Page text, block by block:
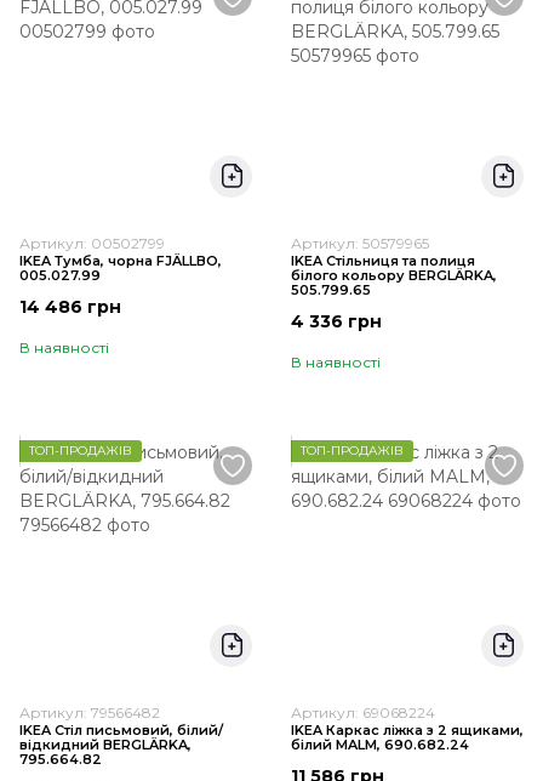
Артикул: 00502799
IKEA Тумба, чорна FJÄLLBO,
005.027.99
14 486 грн
В наявності
Артикул: 50579965
IKEA Стільниця та полиця
білого кольору BERGLÄRKA,
505.799.65
4 336 грн
В наявності
ТОП-ПРОДАЖІВ
Артикул: 79566482
IKEA Стіл письмовий, білий/
відкидний BERGLÄRKA,
795.664.82
ТОП-ПРОДАЖІВ
Артикул: 69068224
IKEA Каркас ліжка з 2 ящиками,
білий MALM, 690.682.24
11 586 грн